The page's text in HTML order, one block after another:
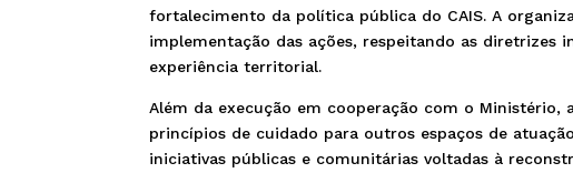
fortalecimento da política pública do CAIS. A
implementação das ações, respeitando as
experiência territorial.
Além da execução em cooperação com o Ministério,
princípios de cuidado para outros espaços de
iniciativas públicas e comunitárias voltadas à